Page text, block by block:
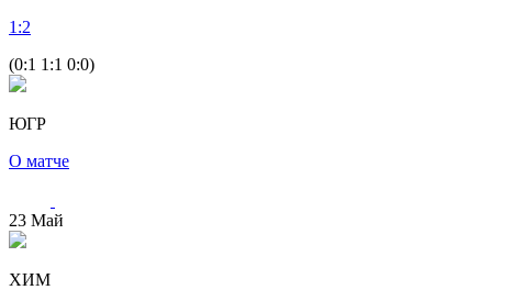
1 :2
(0:1 1:1 0:0)
ЮГР
О матче
23 Май
ХИМ